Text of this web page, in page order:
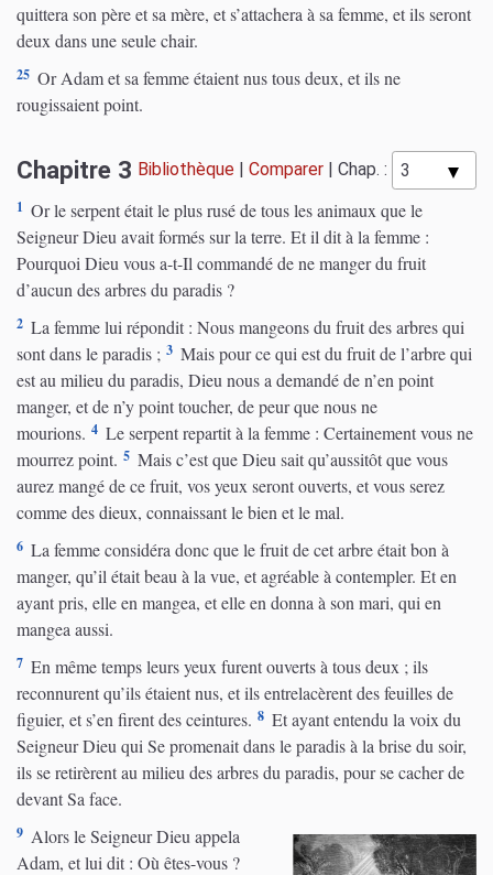
quittera son père et sa mère, et s’attachera à sa femme, et ils seront
deux dans une seule chair.
25 Or Adam et sa femme étaient nus tous deux, et ils ne
rougissaient point.
Chapitre 3 Bibliothèque Comparer Chap. :
1 Or le serpent était le plus rusé de tous les animaux que le
Seigneur Dieu avait formés sur la terre. Et il dit à la femme :
Pourquoi Dieu vous a-t-Il commandé de ne manger du fruit
d’aucun des arbres du paradis ?
2 La femme lui répondit : Nous mangeons du fruit des arbres qui
sont dans le paradis ; 3 Mais pour ce qui est du fruit de l’arbre qui
est au milieu du paradis, Dieu nous a demandé de n’en point
manger, et de n’y point toucher, de peur que nous ne
mourions. 4 Le serpent repartit à la femme : Certainement vous ne
mourrez point. 5 Mais c’est que Dieu sait qu’aussitôt que vous
aurez mangé de ce fruit, vos yeux seront ouverts, et vous serez
comme des dieux, connaissant le bien et le mal.
6 La femme considéra donc que le fruit de cet arbre était bon à
manger, qu’il était beau à la vue, et agréable à contempler. Et en
ayant pris, elle en mangea, et elle en donna à son mari, qui en
mangea aussi.
7 En même temps leurs yeux furent ouverts à tous deux ; ils
reconnurent qu’ils étaient nus, et ils entrelacèrent des feuilles de
figuier, et s’en firent des ceintures. 8 Et ayant entendu la voix du
Seigneur Dieu qui Se promenait dans le paradis à la brise du soir,
ils se retirèrent au milieu des arbres du paradis, pour se cacher de
devant Sa face.
9 Alors le Seigneur Dieu appela
Adam, et lui dit : Où êtes-vous ?